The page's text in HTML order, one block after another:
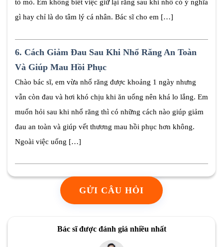
tò mò. Em không biết việc giữ lại răng sau khi nhổ có ý nghĩa
gì hay chỉ là do tâm lý cá nhân. Bác sĩ cho em […]
6. Cách Giảm Đau Sau Khi Nhổ Răng An Toàn
Và Giúp Mau Hồi Phục
Chào bác sĩ, em vừa nhổ răng được khoảng 1 ngày nhưng
vẫn còn đau và hơi khó chịu khi ăn uống nên khá lo lắng. Em
muốn hỏi sau khi nhổ răng thì có những cách nào giúp giảm
đau an toàn và giúp vết thương mau hồi phục hơn không.
Ngoài việc uống […]
GỬI CÂU HỎI
Bác sĩ được đánh giá nhiều nhất